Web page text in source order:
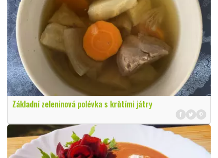
Základní zeleninová polévka s krůtími játry